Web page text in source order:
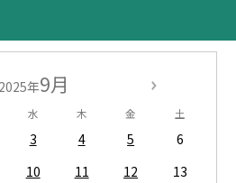
2025年9月
水 木 金 土
3 4 5
6
10 11 12
13